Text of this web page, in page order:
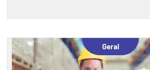
E, cada vez mais, também estão
que afetam a saúde mental e o
pessoas dentro das empresas.
Geral